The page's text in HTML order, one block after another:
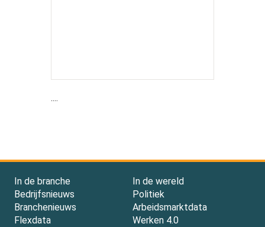
....
In de branche
Bedrijfsnieuws
Branchenieuws
Flexdata
In de wereld
Politiek
Arbeidsmarktdata
Werken 4.0